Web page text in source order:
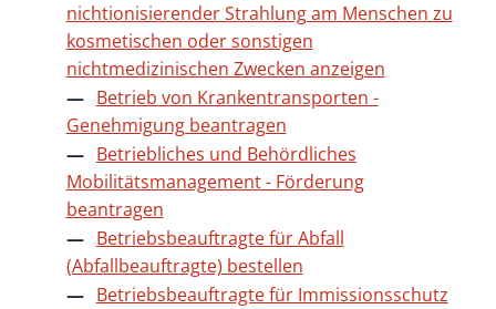
nichtionisierender Strahlung am Menschen zu
kosmetischen oder sonstigen
nichtmedizinischen Zwecken anzeigen
Betrieb von Krankentransporten -
Genehmigung beantragen
Betriebliches und Behördliches
Mobilitätsmanagement - Förderung
beantragen
Betriebsbeauftragte für Abfall
(Abfallbeauftragte) bestellen
Betriebsbeauftragte für Immissionsschutz